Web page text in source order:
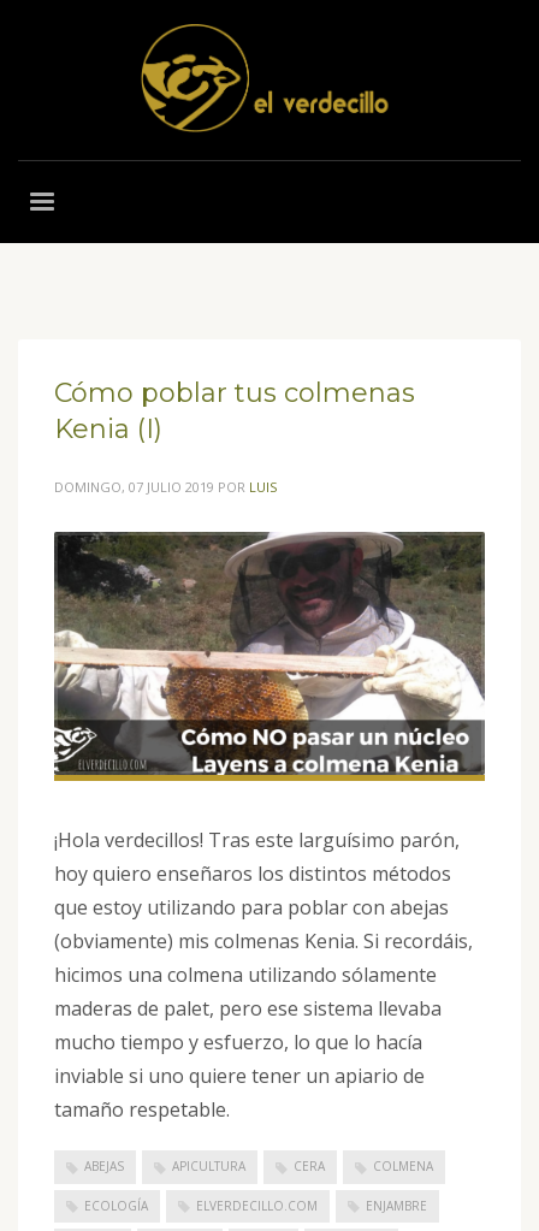
Cómo poblar tus colmenas
Kenia (I)
DOMINGO, 07 JULIO 2019 POR LUIS
¡Hola verdecillos! Tras este larguísimo parón,
hoy quiero enseñaros los distintos métodos
que estoy utilizando para poblar con abejas
(obviamente) mis colmenas Kenia. Si recordáis,
hicimos una colmena utilizando sólamente
maderas de palet, pero ese sistema llevaba
mucho tiempo y esfuerzo, lo que lo hacía
inviable si uno quiere tener un apiario de
tamaño respetable.
ABEJAS APICULTURA CERA COLMENA
ECOLOGÍA ELVERDECILLO.COM ENJAMBRE